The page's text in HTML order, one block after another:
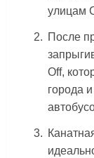
улицам
После
Off,
города